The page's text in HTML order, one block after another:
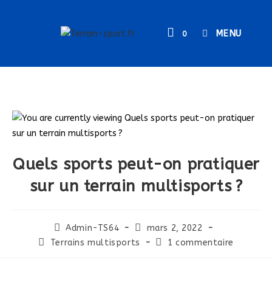
0 MENU
Quels sports peut-on pratiquer
sur un terrain multisports ?
Admin-TS64
mars 2, 2022
Terrains multisports
1 commentaire